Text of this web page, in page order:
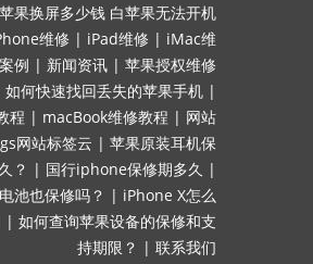
苹果换屏多少钱 白苹果无法开机
维修 | iPad维修 | iMac维
例 | 新闻资讯 | 苹果授权维修
如何快速找回丢失的苹果手机 |
程 | macBook维修教程 | 网站
网站标签云 | 苹果原装耳机保
？ | 国行iphone保修期多久 |
池也保修吗？ | iPhone X怎么
| 如何查询苹果设备的保修和支
持期限？ | 联系我们